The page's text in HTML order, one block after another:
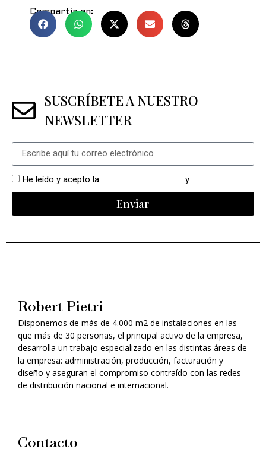
Compartir en:
SUSCRÍBETE A NUESTRO
NEWSLETTER
He leído y acepto la y
Enviar
Robert Pietri
Disponemos de más de 4.000 m2 de instalaciones en las
que más de 30 personas, el principal activo de la empresa,
desarrolla un trabajo especializado en las distintas áreas de
la empresa: administración, producción, facturación y
diseño y aseguran el compromiso contraído con las redes
de distribución nacional e internacional.
Contacto